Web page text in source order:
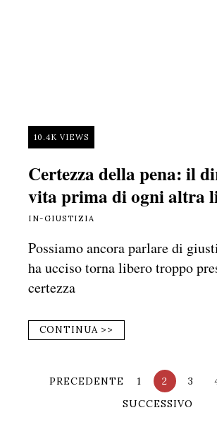
10.4K VIEWS
Certezza della pena: il
vita prima di ogni altra
IN-GIUSTIZIA
Possiamo ancora parlare di
ha ucciso torna libero troppo
certezza
CONTINUA >>
PRECEDENTE 1 2 3
SUCCESSIVO